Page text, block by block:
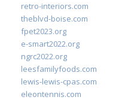
retro-interiors.com
theblvd-boise.com
fpet2023.org
e-smart2022.org
ngrc2022.org
leesfamilyfoods.com
lewis-lewis-cpas.com
eleontennis.com